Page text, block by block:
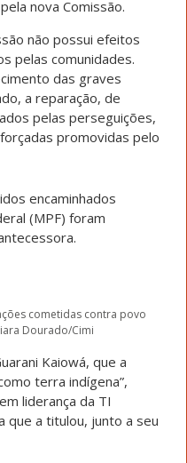
nova Comissão.
não possui efeitos
pelas comunidades.
das graves
a reparação, de
pelas perseguições,
promovidas pelo
encaminhados
(MPF) foram
cometidas contra povo
Dourado/Cimi
Kaiowá, que a
terra indígena”,
liderança da TI
que a titulou, junto a seu